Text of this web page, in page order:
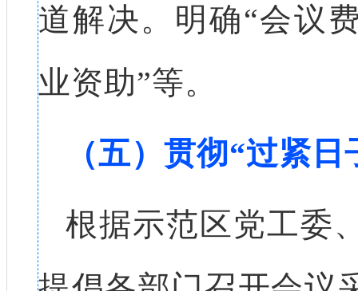
道解决。明确“会议
业资助”等。
（五）贯彻“过紧日
根据示范区党工委